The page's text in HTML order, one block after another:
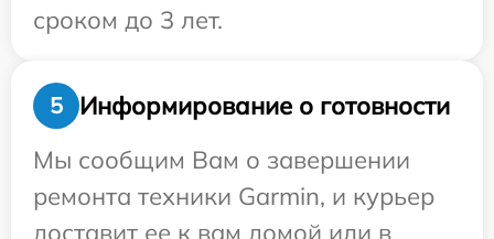
сроком до 3 лет.
5
Информирование о готовности
Мы сообщим Вам о завершении
ремонта техники Garmin, и курьер
доставит ее к вам домой или в